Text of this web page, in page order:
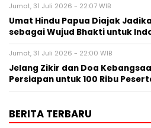
Jumat, 31 Juli 2026 - 22:07 WIB
Umat Hindu Papua Diajak
sebagai Wujud Bhakti untuk
Jumat, 31 Juli 2026 - 22:00 WIB
Jelang Zikir dan Doa
Persiapan untuk 100 Ribu
BERITA TERBARU